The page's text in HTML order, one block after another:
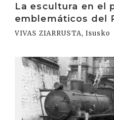
La escultura en el
emblemáticos del
VIVAS ZIARRUSTA, Isusko
Irakurri